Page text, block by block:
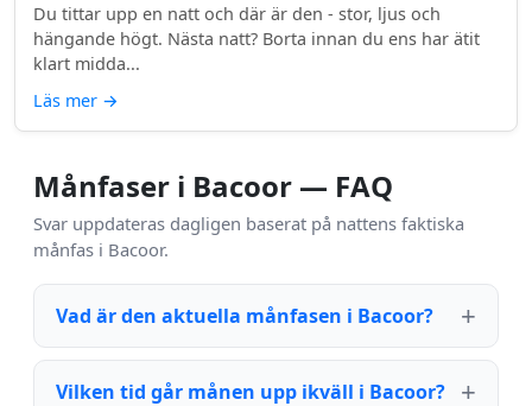
Du tittar upp en natt och där är den - stor, ljus och
hängande högt. Nästa natt? Borta innan du ens har ätit
klart midda...
Läs mer →
Månfaser i Bacoor — FAQ
Svar uppdateras dagligen baserat på nattens faktiska
månfas i Bacoor.
Vad är den aktuella månfasen i Bacoor?
Vilken tid går månen upp ikväll i Bacoor?